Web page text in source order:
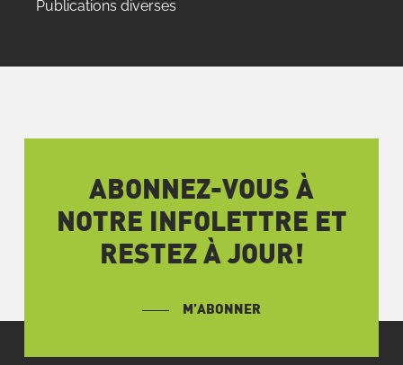
Publications diverses
ABONNEZ-VOUS À
NOTRE INFOLETTRE ET
RESTEZ À JOUR!
M’ABONNER